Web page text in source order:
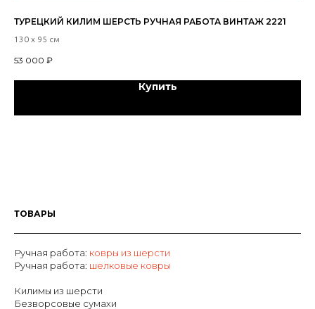
ТУРЕЦКИЙ КИЛИМ ШЕРСТЬ РУЧНАЯ РАБОТА ВИНТАЖ 2221
130 х 95 см
53 000 ₽
Купить
ТОВАРЫ
Ручная работа: ковры из шерсти
Ручная работа: шелковые ковры
Килимы из шерсти
Безворсовые сумахи